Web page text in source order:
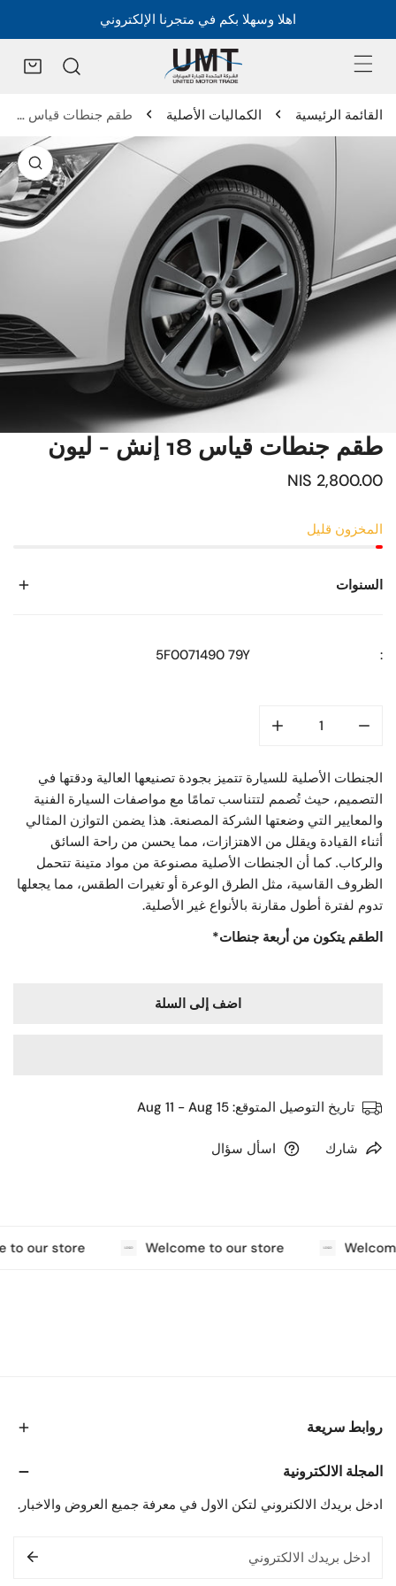
اهلا وسهلا بكم في متجرنا الإلكتروني
القائمة الرئيسية الكماليات الأصلية طقم جنطات قياس 18 إنش - ليون
طقم جنطات قياس 18 إنش - ليون
السعر
2,800.00 NIS
المخزون قليل
السنوات
2017
2019
2020
2021
2022
2023
2024
2025
:
5F0071490 79Y
الجنطات الأصلية للسيارة تتميز بجودة تصنيعها العالية ودقتها في
التصميم، حيث تُصمم لتتناسب تمامًا مع مواصفات السيارة الفنية
والمعايير التي وضعتها الشركة المصنعة. هذا يضمن التوازن المثالي
أثناء القيادة ويقلل من الاهتزازات، مما يحسن من راحة السائق
والركاب. كما أن الجنطات الأصلية مصنوعة من مواد متينة تتحمل
الظروف القاسية، مثل الطرق الوعرة أو تغيرات الطقس، مما يجعلها
تدوم لفترة أطول مقارنة بالأنواع غير الأصلية.
*الطقم يتكون من أربعة جنطات
اضف إلى السلة
تاريخ التوصيل المتوقع: Aug 11 - Aug 15
شارك اسأل سؤال
Welcome to our store
to our store
روابط سريعة
المجلة الالكترونية
ادخل بريدك الالكنروني لتكن الاول في معرفة جميع العروض والاخبار.
الإلكتروني